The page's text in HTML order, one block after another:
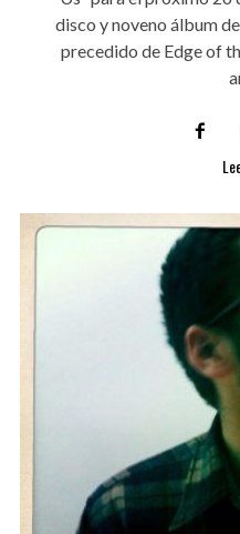
disco y noveno álbum
precedido de Edge of